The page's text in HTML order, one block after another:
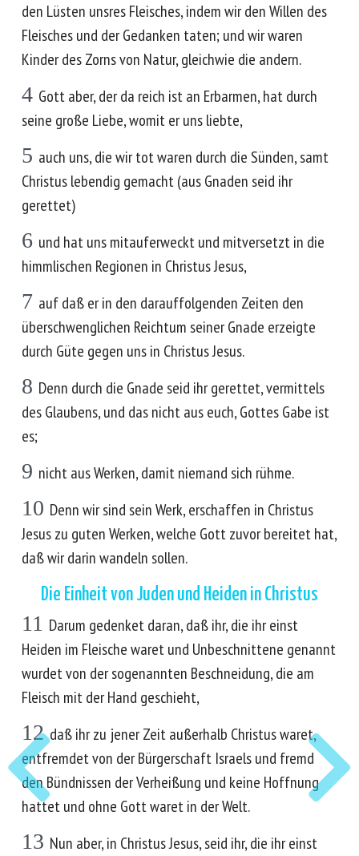
den Lüsten unsres Fleisches, indem wir den Willen des
Fleisches und der Gedanken taten; und wir waren
Kinder des Zorns von Natur, gleichwie die andern.
4 Gott aber, der da reich ist an Erbarmen, hat durch
seine große Liebe, womit er uns liebte,
5 auch uns, die wir tot waren durch die Sünden, samt
Christus lebendig gemacht (aus Gnaden seid ihr
gerettet)
6 und hat uns mitauferweckt und mitversetzt in die
himmlischen Regionen in Christus Jesus,
7 auf daß er in den darauffolgenden Zeiten den
überschwenglichen Reichtum seiner Gnade erzeigte
durch Güte gegen uns in Christus Jesus.
8 Denn durch die Gnade seid ihr gerettet, vermittels
des Glaubens, und das nicht aus euch, Gottes Gabe ist
es;
9 nicht aus Werken, damit niemand sich rühme.
10 Denn wir sind sein Werk, erschaffen in Christus
Jesus zu guten Werken, welche Gott zuvor bereitet hat,
daß wir darin wandeln sollen.
Die Einheit von Juden und Heiden in Christus
11 Darum gedenket daran, daß ihr, die ihr einst
Heiden im Fleische waret und Unbeschnittene genannt
wurdet von der sogenannten Beschneidung, die am
Fleisch mit der Hand geschieht,
12 daß ihr zu jener Zeit außerhalb Christus waret,
entfremdet von der Bürgerschaft Israels und fremd
den Bündnissen der Verheißung und keine Hoffnung
hattet und ohne Gott waret in der Welt.
13 Nun aber, in Christus Jesus, seid ihr, die ihr einst